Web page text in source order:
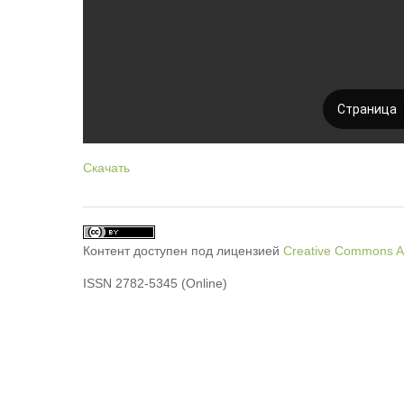
Скачать
Контент доступен под лицензией Creative Commons
ISSN 2782-5345 (Online)